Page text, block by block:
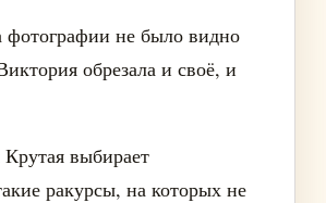
не было видно
обрезала и своё, и
выбирает
ракурсы, на которых не